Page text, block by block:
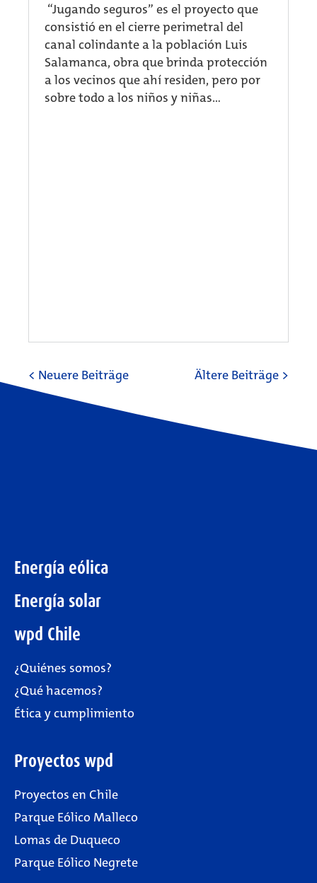
“Jugando seguros” es el proyecto que
consistió en el cierre perimetral del
canal colindante a la población Luis
Salamanca, obra que brinda protección
a los vecinos que ahí residen, pero por
sobre todo a los niños y niñas...
< Neuere Beiträge Ältere Beiträge >
Energía eólica
Energía solar
wpd Chile
¿Quiénes somos?
¿Qué hacemos?
Ética y cumplimiento
Proyectos wpd
Proyectos en Chile
Parque Eólico Malleco
Lomas de Duqueco
Parque Eólico Negrete